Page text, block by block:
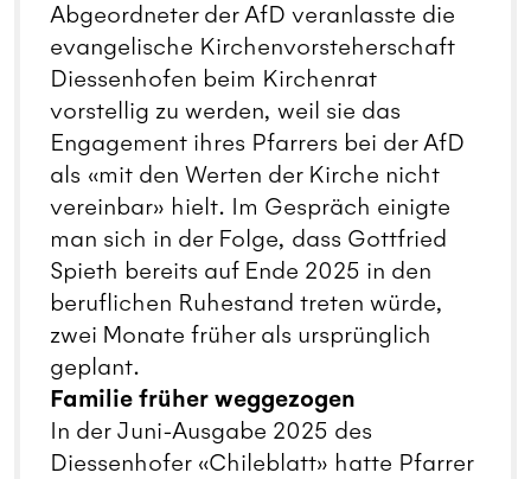
Abgeordneter der AfD veranlasste die
evangelische Kirchenvorsteherschaft
Diessenhofen beim Kirchenrat
vorstellig zu werden, weil sie das
Engagement ihres Pfarrers bei der AfD
als «mit den Werten der Kirche nicht
vereinbar» hielt. Im Gespräch einigte
man sich in der Folge, dass Gottfried
Spieth bereits auf Ende 2025 in den
beruflichen Ruhestand treten würde,
zwei Monate früher als ursprünglich
geplant.
Familie früher weggezogen
In der Juni-Ausgabe 2025 des
Diessenhofer «Chileblatt» hatte Pfarrer